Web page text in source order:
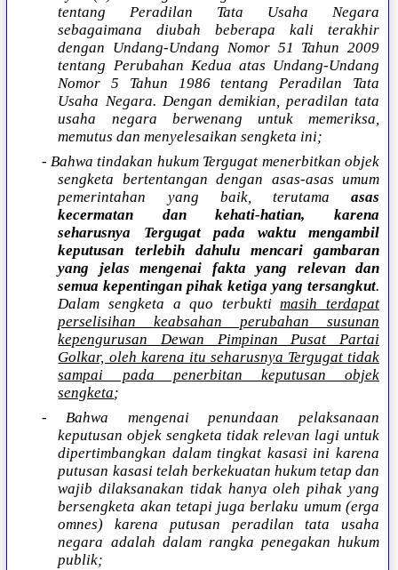
tentang Peradilan Tata Usaha Negara
sebagaimana diubah beberapa kali terakhir
dengan Undang-Undang Nomor 51 Tahun 2009
tentang Perubahan Kedua atas Undang-Undang
Nomor 5 Tahun 1986 tentang Peradilan Tata
Usaha Negara. Dengan demikian, peradilan tata
usaha negara berwenang untuk memeriksa,
memutus dan menyelesaikan sengketa ini;
- Bahwa tindakan hukum Tergugat menerbitkan objek
sengketa bertentangan dengan asas-asas umum
pemerintahan yang baik, terutama asas
kecermatan dan kehati-hatian, karena
seharusnya Tergugat pada waktu mengambil
keputusan terlebih dahulu mencari gambaran
yang jelas mengenai fakta yang relevan dan
semua kepentingan pihak ketiga yang tersangkut.
Dalam sengketa a quo terbuktimasih terdapat
perselisihan keabsahan perubahan susunan
kepengurusan Dewan Pimpinan Pusat Partai
Golkar, oleh karena itu seharusnya Tergugat tidak
sampai pada penerbitan keputusan objek
sengketa;
- Bahwa mengenai penundaan pelaksanaan
keputusan objek sengketa tidak relevan lagi untuk
dipertimbangkan dalam tingkat kasasi ini karena
putusan kasasi telah berkekuatan hukum tetap dan
wajib dilaksanakan tidak hanya oleh pihak yang
bersengketa akan tetapi juga berlaku umum (erga
omnes) karena putusan peradilan tata usaha
negara adalah dalam rangka penegakan hukum
publik;